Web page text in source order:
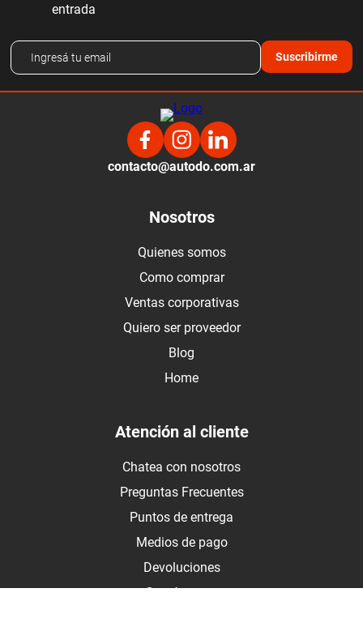
entrada
Suscribirme
contacto@autodo.com.ar
Nosotros
Quienes somos
Como comprar
Ventas corporativas
Quiero ser proveedor
Blog
Home
Atención al cliente
Chatea con nosotros
Preguntas Frecuentes
Puntos de entrega
Medios de pago
Devoluciones
Contáctanos